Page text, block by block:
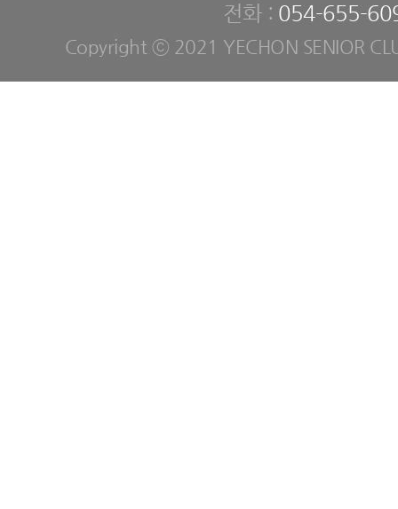
전화 : 054-655-
Copyright ⓒ 2021 YECHON SENIOR